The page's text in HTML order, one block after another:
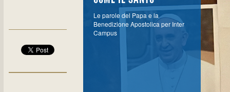
Le parole del Papa e la
Benedizione Apostolica per Inter
Campus